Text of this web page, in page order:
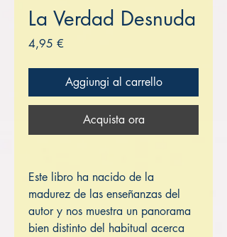
La Verdad Desnuda
4,95 €
Aggiungi al carrello
Acquista ora
Este libro ha nacido de la
madurez de las enseñanzas del
autor y nos muestra un panorama
bien distinto del habitual acerca